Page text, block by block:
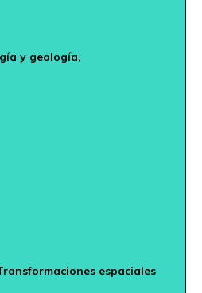
y geología,
espaciales